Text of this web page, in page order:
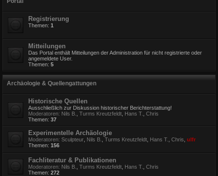
Registrierung
Themen: 1
Mitteilungen
Das Portal enthält Mitteilungen der Administration für nicht registrierte oder
angemeldete User.
Themen: 5
Archäologie & Quellengattungen
Historische Quellen
Ausschließlich zur Diskussion historischer Berichterstattung!
Moderatoren: Nils B. Turms Kreutzfeldt Hans T.
Chris
Themen: 37
Experimentelle Archäologie
Moderatoren: Sculpteur Nils B. Turms Kreutzfeldt Hans T. Chris ulfr
Themen: 156
Fachliteratur & Publikationen
Moderatoren: Nils B. Turms Kreutzfeldt Hans T.
Chris
Themen: 272